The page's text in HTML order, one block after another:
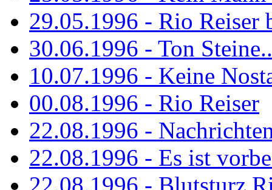
29.05.1996 - Rio Reiser
30.06.1996 - Ton
10.07.1996 - Keine
00.08.1996 - Rio Reiser
22.08.1996 -
22.08.1996 - Es ist
22.08.1996 - Blutsturz